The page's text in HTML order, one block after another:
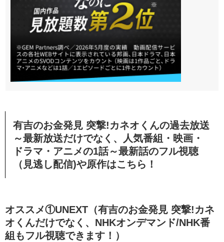
有吉のお金発見 突撃!カネオくんの過去放送
～最新放送だけでなく、人気番組・映画・
ドラマ・アニメの1話～最新話のフル視聴
（見逃し配信)や原作はこちら！
オススメ①UNEXT（有吉のお金発見 突撃!カネ
オくんだけでなく、NHKオンデマンド/NHK番
組もフル視聴できます！）